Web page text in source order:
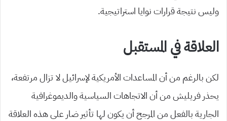
وليس نتيجة قرارات نوايا استراتيجية.
العلاقة في المستقبل
لكن بالرغم من أن المساعدات الأمريكية لإسرائيل لا تزال مرتفعة،
يحذر فريليش من أن الاتجاهات السياسية والديموغرافية
الجارية بالفعل من المرجح أن يكون لها تأثير ضار على هذه العلاقة